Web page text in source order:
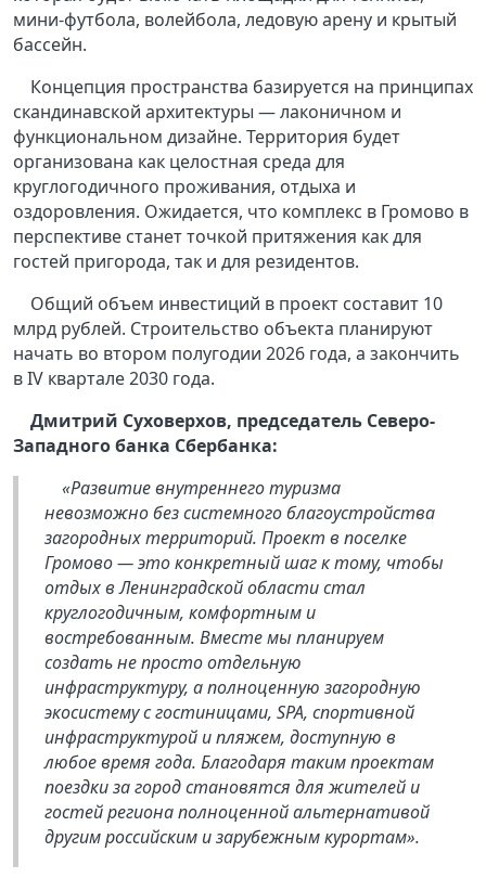
мини-футбола, волейбола, ледовую арену и крытый
бассейн.
Концепция пространства базируется на принципах
скандинавской архитектуры — лаконичном и
функциональном дизайне. Территория будет
организована как целостная среда для
круглогодичного проживания, отдыха и
оздоровления. Ожидается, что комплекс в Громово в
перспективе станет точкой притяжения как для
гостей пригорода, так и для резидентов.
Общий объем инвестиций в проект составит 10
млрд рублей. Строительство объекта планируют
начать во втором полугодии 2026 года, а закончить
в IV квартале 2030 года.
Дмитрий Суховерхов, председатель Северо-
Западного банка Сбербанка:
«Развитие внутреннего туризма
невозможно без системного благоустройства
загородных территорий. Проект в поселке
Громово — это конкретный шаг к тому, чтобы
отдых в Ленинградской области стал
круглогодичным, комфортным и
востребованным. Вместе мы планируем
создать не просто отдельную
инфраструктуру, а полноценную загородную
экосистему с гостиницами, SPA, спортивной
инфраструктурой и пляжем, доступную в
любое время года. Благодаря таким проектам
поездки за город становятся для жителей и
гостей региона полноценной альтернативой
другим российским и зарубежным курортам».